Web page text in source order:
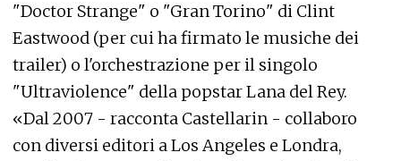
"Doctor Strange" o "Gran Torino" di Clint
Eastwood (per cui ha firmato le musiche dei
trailer) o l'orchestrazione per il singolo
"Ultraviolence" della popstar Lana del Rey.
«Dal 2007 - racconta Castellarin - collaboro
con diversi editori a Los Angeles e Londra,